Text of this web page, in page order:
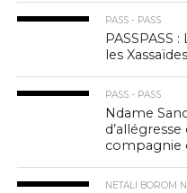
PASS - PASS
PASSPASS
les
PASS - PASS
Ndame
compagnie
NETALI BOROM